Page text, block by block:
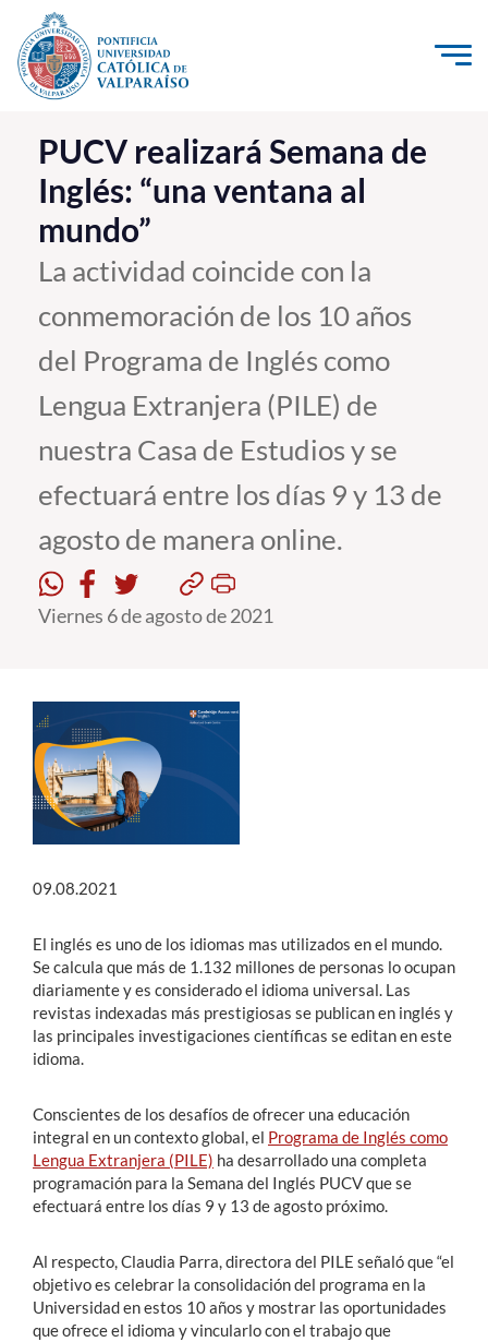
Click acá para ir directamente al contenido
La Universidad
Investigación, Creación e Innovación
PUCV Internacional
Vinculación con el Medio
Admisión
Estudiantes
Académicos
Funcionarios
English
PUCV realizará Semana de
Inglés: “una ventana al
mundo”
La actividad coincide con la
conmemoración de los 10 años
del Programa de Inglés como
Lengua Extranjera (PILE) de
nuestra Casa de Estudios y se
efectuará entre los días 9 y 13 de
agosto de manera online.
Viernes 6 de agosto de 2021
09.08.2021
El inglés es uno de los idiomas mas utilizados en el mundo.
Se calcula que más de 1.132 millones de personas lo ocupan
diariamente y es considerado el idioma universal. Las
revistas indexadas más prestigiosas se publican en inglés y
las principales investigaciones científicas se editan en este
idioma.
Conscientes de los desafíos de ofrecer una educación
integral en un contexto global, el Programa de Inglés como
Lengua Extranjera (PILE) ha desarrollado una completa
programación para la Semana del Inglés PUCV que se
efectuará entre los días 9 y 13 de agosto próximo.
Al respecto, Claudia Parra, directora del PILE señaló que “el
objetivo es celebrar la consolidación del programa en la
Universidad en estos 10 años y mostrar las oportunidades
que ofrece el idioma y vincularlo con el trabajo que